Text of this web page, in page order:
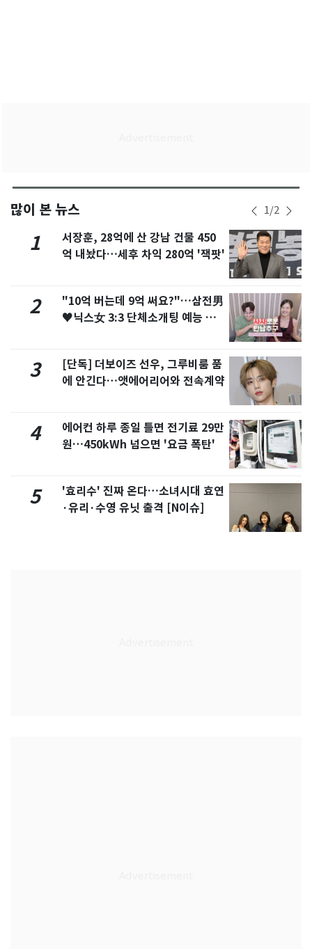
많이 본 뉴스 1/2
1
서장훈, 28억에 산 강남 건물 450
억 내놨다…세후 차익 280억 '잭팟'
2
"10억 버는데 9억 써요?"…삼전男
♥닉스女 3:3 단체소개팅 예능 화
3
[단독] 더보이즈 선우, 그루비룸 품
에 안긴다…앳에어리어와 전속계약
4
에어컨 하루 종일 틀면 전기료 29만
원…450kWh 넘으면 '요금 폭탄'
5
'효리수' 진짜 온다…소녀시대 효연
·유리·수영 유닛 출격 [N이슈]